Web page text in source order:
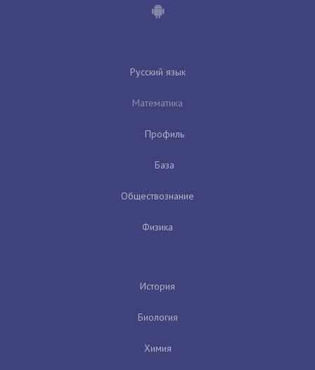
Русский язык
Математика
Профиль
База
Обществознание
Физика
История
Биология
Химия